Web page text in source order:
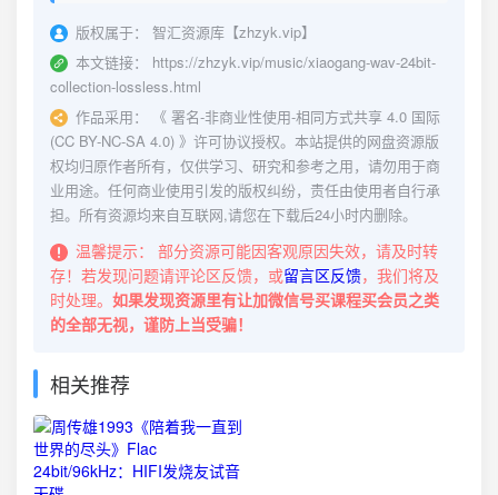
版权属于：
智汇资源库【zhzyk.vip】
本文链接：
https://zhzyk.vip/music/xiaogang-wav-24bit-
collection-lossless.html
作品采用：
《 署名-非商业性使用-相同方式共享 4.0 国际
(CC BY-NC-SA 4.0) 》许可协议授权。本站提供的网盘资源版
权均归原作者所有，仅供学习、研究和参考之用，请勿用于商
业用途。任何商业使用引发的版权纠纷，责任由使用者自行承
担。所有资源均来自互联网,请您在下载后24小时内删除。
温馨提示：
部分资源可能因客观原因失效，请及时转
存！若发现问题请评论区反馈，或留言区反馈，我们将及
时处理。 如果发现资源里有让加微信号买课程买会员之类
的全部无视，谨防上当受骗！
相关推荐